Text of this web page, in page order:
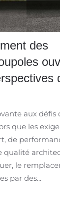
des
aux défis
que les
de
qualité
le
par des...